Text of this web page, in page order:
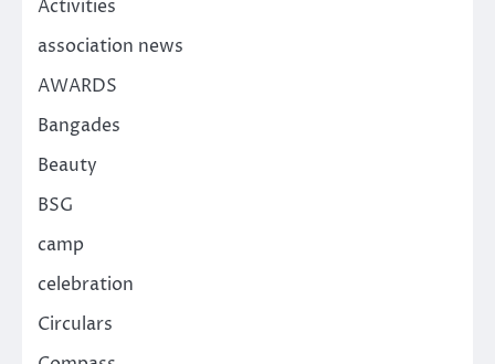
Activities
association news
AWARDS
Bangades
Beauty
BSG
camp
celebration
Circulars